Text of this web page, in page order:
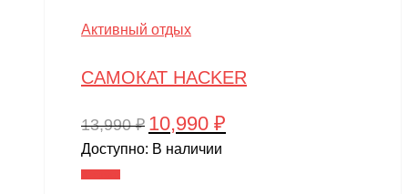
Активный отдых
САМОКАТ HACKER
13,990₽ Первоначальная
цена
10,990 ₽
Доступно: В наличии